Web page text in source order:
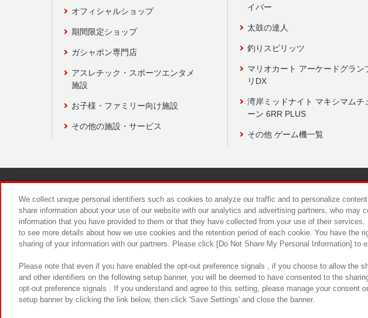
オフィシャルショップ
期間限定ショップ
ガシャポン専門店
アスレチック・スポーツエンタメ
施設
お子様・ファミリー向け施設
その他の施設・サービス
イバー
太鼓の達人
釣りスピリッツ
マリオカート アーケードグラン
リDX
湾岸ミッドナイト マキシマムチ
ーン 6RR PLUS
その他 ゲーム機一覧
食品のご提供について カスタマーハ
We collect unique personal identifiers such as cookies to analyze our traffic and to personalize
share information about your use of our website with our analytics and advertising partners, who may
information that you have provided to them or that they have collected from your use of their
to see more details about how we use cookies and the retention period of each cookie. You have the
sharing of your information with our partners. Please click [Do Not Share My Personal Information] to
Please note that even if you have enabled the opt-out preference signals , if you choose to allow the
and other identifiers on the following setup banner, you will be deemed to have consented to the
opt-out preference signals . If you understand and agree to this setting, please manage your consent
setup banner by clicking the link below, then click 'Save Settings' and close the banner.